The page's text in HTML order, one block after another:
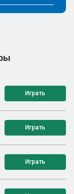
Играть
Играть
Играть